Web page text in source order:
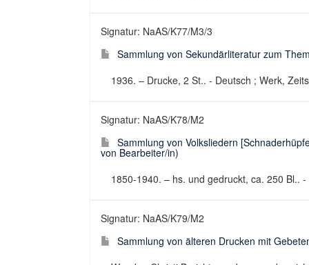
Signatur: NaAS/K77/M3/3
Sammlung von Sekundärliteratur zum
1936. – Drucke, 2 St.. - Deutsch ; Werk,
Signatur: NaAS/K78/M2
Sammlung von Volksliedern
von Bearbeiter/in)
1850-1940. – hs. und gedruckt, ca. 250 Bl..
Signatur: NaAS/K79/M2
Sammlung von älteren Drucken mit